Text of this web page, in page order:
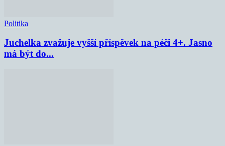
Politika
Juchelka zvažuje vyšší příspěvek na péči 4+. Jasno
má být do...